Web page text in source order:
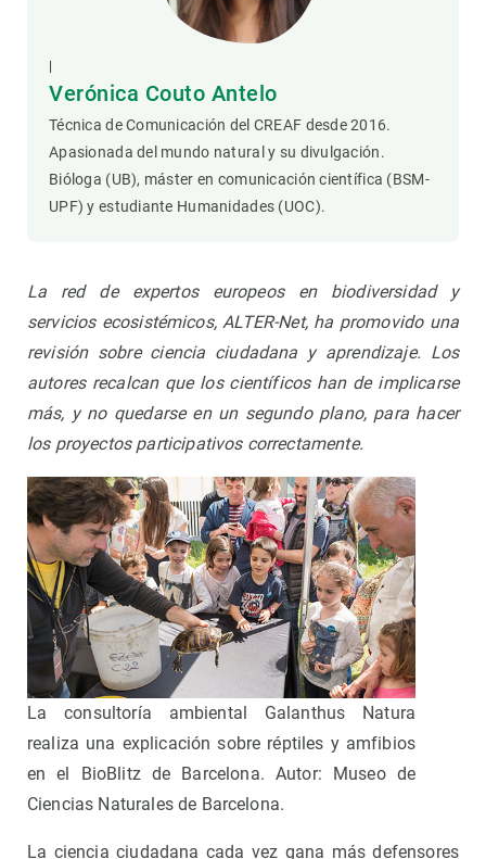
Verónica Couto Antelo
Técnica de Comunicación del CREAF desde 2016.
Apasionada del mundo natural y su divulgación.
Bióloga (UB), máster en comunicación científica (BSM-
UPF) y estudiante Humanidades (UOC).
La red de expertos europeos en biodiversidad y
servicios ecosistémicos, ALTER-Net, ha promovido una
revisión sobre ciencia ciudadana y aprendizaje. Los
autores recalcan que los científicos han de implicarse
más, y no quedarse en un segundo plano, para hacer
los proyectos participativos correctamente.
La consultoría ambiental Galanthus Natura
realiza una explicación sobre réptiles y amfibios
en el BioBlitz de Barcelona. Autor: Museo de
Ciencias Naturales de Barcelona.
La ciencia ciudadana cada vez gana más defensores